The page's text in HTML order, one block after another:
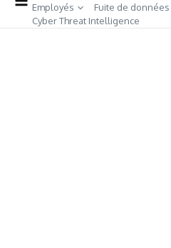
Employés
Fuite de données
Cyber Threat Intelligence